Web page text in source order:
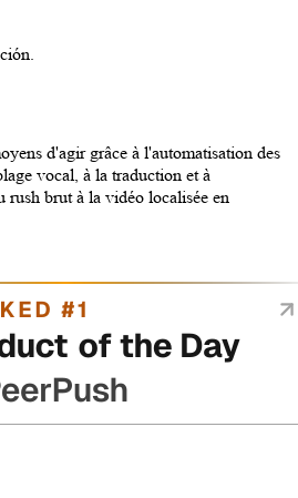
d'agir grâce à l'automatisation des
vocal, à la traduction et à
rush brut à la vidéo localisée en